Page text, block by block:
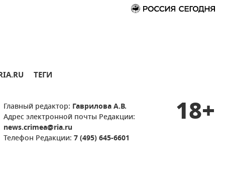
ТЕГИ
Главный редактор: Гаврилова А.В.
Адрес электронной почты Редакции:
news.crimea@ria.ru
Телефон Редакции: 7 (495) 645-6601
18+